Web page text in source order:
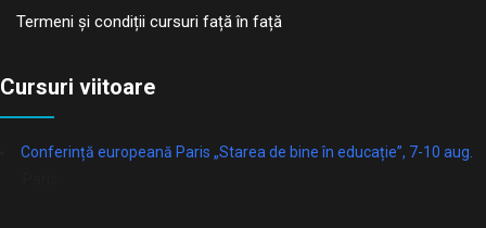
Termeni și condiții cursuri față în față
Cursuri viitoare
Conferință europeană Paris „Starea de bine în educație”, 7-10 aug.